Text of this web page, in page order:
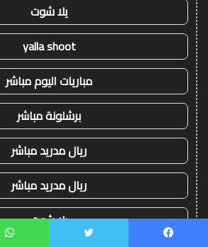
يلا شوت
yalla shoot
مباريات اليوم مباشر
برشلونة مباشر
ريال مدريد مباشر
ريال مدريد مباشر
يلا شوت